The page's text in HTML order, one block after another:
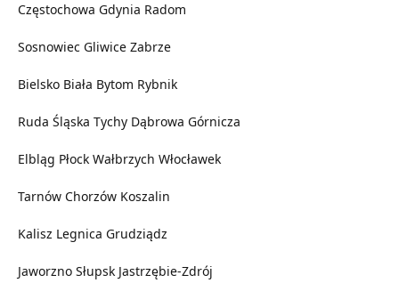
Częstochowa Gdynia Radom
Sosnowiec Gliwice Zabrze
Bielsko Biała Bytom Rybnik
Ruda Śląska Tychy Dąbrowa Górnicza
Elbląg Płock Wałbrzych Włocławek
Tarnów Chorzów Koszalin
Kalisz Legnica Grudziądz
Jaworzno Słupsk Jastrzębie-Zdrój